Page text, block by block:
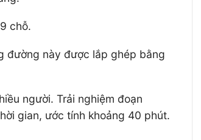
chỗ.
đường này được lắp ghép bằng
người. Trải nghiệm đoạn
gian, ước tính khoảng 40 phút.